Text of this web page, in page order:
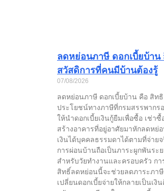
ลดหย่อนภาษี ดอกเบี้ยบ้าน
สวัสดิการที่คนมีบ้านต้องรู้
07/08/2026
ลดหย่อนภาษี ดอกเบี้ยบ้าน คือ สิทธิ
ประโยชน์ทางภาษีที่กรมสรรพากร
ให้นำดอกเบี้ยเงินกู้ยืมเพื่อซื้อ เช่าซื้
สร้างอาคารที่อยู่อาศัยมาหักลดหย่
เงินได้บุคคลธรรมดาได้ตามที่จ่ายจ
การผ่อนบ้านถือเป็นภาระผูกพันระ
สำหรับวัยทำงานและครอบครัว กา
สิทธิ์ลดหย่อนนี้จะช่วยลดภาระภา
เปลี่ยนดอกเบี้ยจ่ายให้กลายเป็นเงิ